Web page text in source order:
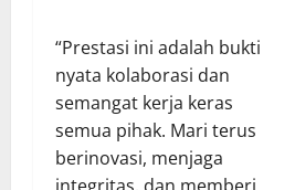
“Prestasi ini adalah bukti
nyata kolaborasi dan
semangat kerja keras
semua pihak. Mari terus
berinovasi, menjaga